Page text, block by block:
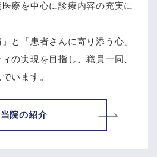
療を中心に診療内容の充実に
と「患者さんに寄り添う心」
の実現を目指し、職員一同、
います。
当院の紹介